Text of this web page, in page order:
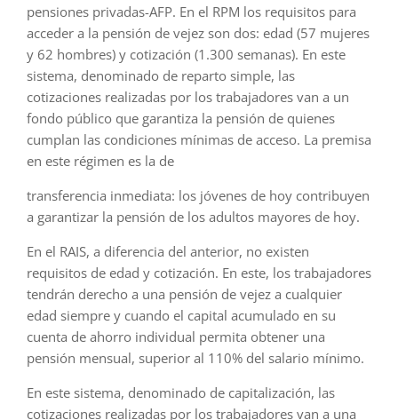
pensiones privadas-AFP. En el RPM los requisitos para
acceder a la pensión de vejez son dos: edad (57 mujeres
y 62 hombres) y cotización (1.300 semanas). En este
sistema, denominado de reparto simple, las
cotizaciones realizadas por los trabajadores van a un
fondo público que garantiza la pensión de quienes
cumplan las condiciones mínimas de acceso. La premisa
en este régimen es la de
transferencia inmediata: los jóvenes de hoy contribuyen
a garantizar la pensión de los adultos mayores de hoy.
En el RAIS, a diferencia del anterior, no existen
requisitos de edad y cotización. En este, los trabajadores
tendrán derecho a una pensión de vejez a cualquier
edad siempre y cuando el capital acumulado en su
cuenta de ahorro individual permita obtener una
pensión mensual, superior al 110% del salario mínimo.
En este sistema, denominado de capitalización, las
cotizaciones realizadas por los trabajadores van a una